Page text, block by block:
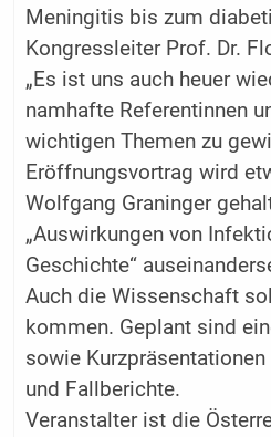
Meningitis bis zum
Kongressleiter Prof. Dr.
„Es ist uns auch heuer
namhafte Referentinnen
wichtigen Themen zu
Eröffnungsvortrag wird
Wolfgang Graninger
„Auswirkungen von
Geschichte“
Auch die Wissenschaft
kommen. Geplant sind
sowie
und Fallberichte.
Veranstalter ist die